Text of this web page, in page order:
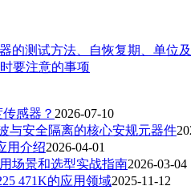
的测试方法、自恢复期、单位
要注意的事项
感器？ 2026-07-10
与安全隔离的核心安规元器件
用介绍2026-04-01
场景和选型实战指南2026-03-04
471K的应用领域2025-11-12